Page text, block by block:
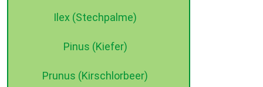
Ilex (Stechpalme)
Pinus (Kiefer)
Prunus (Kirschlorbeer)